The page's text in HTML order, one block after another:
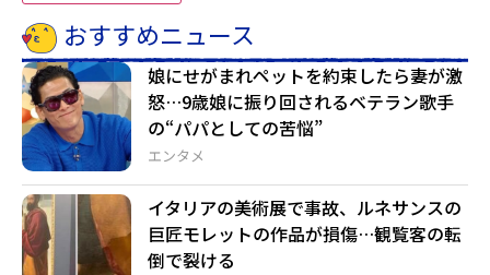
おすすめニュース
エンタメ
娘にせがまれペットを約束したら妻が激
怒…9歳娘に振り回されるベテラン歌手
の“パパとしての苦悩”
イタリアの美術展で事故、ルネサンスの
巨匠モレットの作品が損傷…観覧客の転
倒で裂ける